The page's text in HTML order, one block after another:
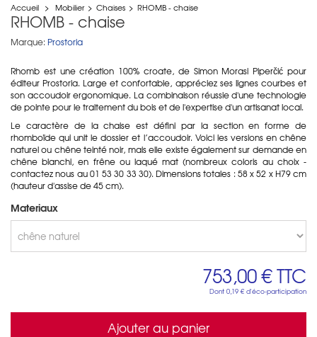
Accueil > Mobilier > Chaises > RHOMB - chaise
RHOMB - chaise
Marque: Prostoria
Rhomb est une création 100% croate, de Simon Morasi Piperčić pour
éditeur Prostoria. Large et confortable, appréciez ses lignes courbes et
son accoudoir ergonomique. La combinaison réussie d'une technologie
de pointe pour le traitement du bois et de l'expertise d'un artisanat local.
Le caractère de la chaise est défini par la section en forme de
rhomboïde qui unit le dossier et l’accoudoir. Voici les versions en chêne
naturel ou chêne teinté noir, mais elle existe également sur demande en
chêne blanchi, en frêne ou laqué mat (nombreux coloris au choix -
contactez nous au 01 53 30 33 30). Dimensions totales : 58 x 52 x H79 cm
(hauteur d'assise de 45 cm).
Materiaux
753,00 €TTC
Dont 0,19 € d'éco-participation
Ajouter au panier